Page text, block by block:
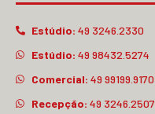
Estúdio: 49 3246.2330
Estúdio: 49 98432.5274
Comercial: 49 99199.9170
Recepção: 49 3246.2507